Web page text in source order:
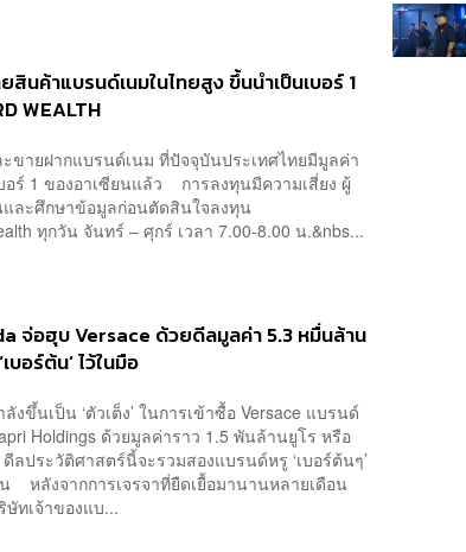
นค้าแบรนด์เนมในไทยสูง ขึ้นนำเป็นเบอร์ 1
WEALTH
ขายฝากแบรนด์เนม ที่ปัจจุบันประเทศไทยมีมูลค่า
ร์ 1 ของอาเซียนแล้ว การลงทุนมีความเสี่ยง ผู้
ละศึกษาข้อมูลก่อนตัดสินใจลงทุน
ทุกวัน จันทร์ – ศุกร์ เวลา 7.00-8.00 น.&nbs...
จ่อฮุบ Versace ด้วยดีลมูลค่า 5.3 หมื่นล้าน
อร์ต้น’ ไว้ในมือ
ขึ้นเป็น ‘ตัวเต็ง’ ในการเข้าซื้อ Versace แบรนด์
Holdings ด้วยมูลค่าราว 1.5 พันล้านยูโร หรือ
ประวัติศาสตร์นี้จะรวมสองแบรนด์หรู ‘เบอร์ต้นๆ’
หลังจากการเจรจาที่ยืดเยื้อมานานหลายเดือน
ษัทเจ้าของแบ...